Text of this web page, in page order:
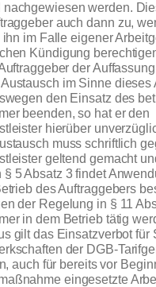
werden.
auch dann zu,
im Falle eigener
Kündigung
der
im Sinne dieses
den Einsatz des
beenden, so hat er den
hierüber
muss schriftlich
geltend gemacht
§ 5 Absatz 3 findet
des Auftraggebers
der Regelung in § 11
in dem Betrieb tätig
gilt das Einsatzverbot für
der DGB-
auch für bereits vor
eingesetzte